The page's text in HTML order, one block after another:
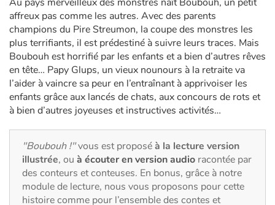
Écologie, nature, saisons
Les animaux
Voyage, épopée, enquête, aventure
Autour du monde
Apprentissage
Art, espace, activité
affreux pas comme les autres. Avec des parents
champions du Pire Streumon, la coupe des monstres les
plus terrifiants, il est prédestiné à suivre leurs traces. Mais
Boubouh est horrifié par les enfants et a bien d’autres rêves
en tête… Papy Glups, un vieux nounours à la retraite va
l’aider à vaincre sa peur en l’entraînant à apprivoiser les
enfants grâce aux lancés de chats, aux concours de rots et
à bien d’autres joyeuses et instructives activités…
"Boubouh !"vous est proposéà la lecture version
illustrée, ou à écouter en version audio racontée par
des conteurs et conteuses. En bonus, grâce à notre
module de lecture, nous vous proposons pour cette
histoire comme pour l’ensemble des contes et